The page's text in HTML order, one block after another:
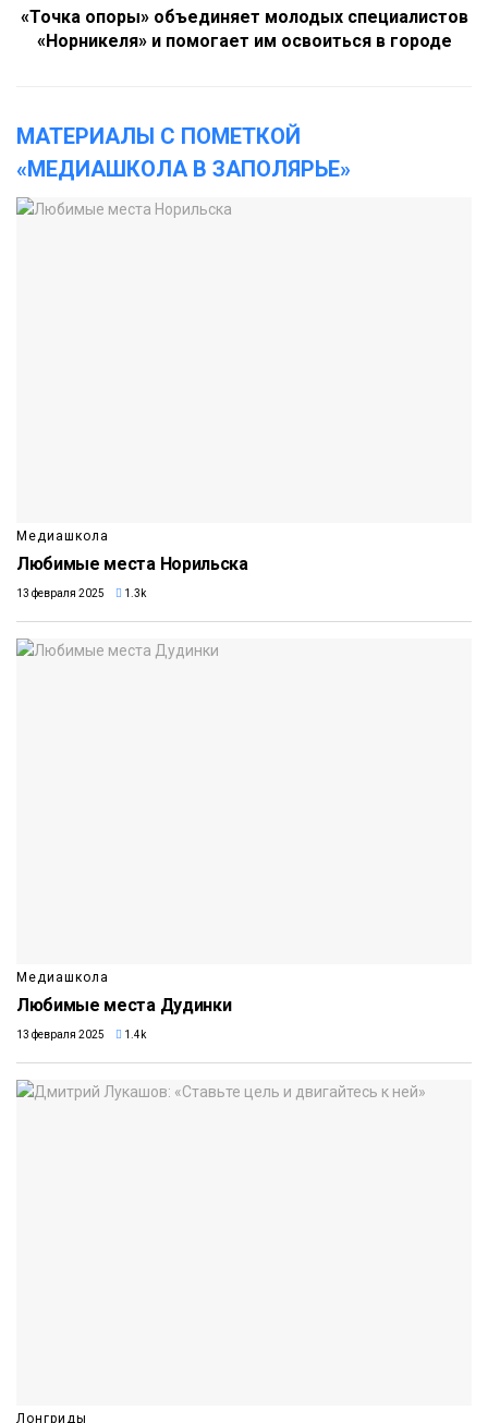
«Точка опоры» объединяет молодых специалистов
«Норникеля» и помогает им освоиться в городе
МАТЕРИАЛЫ С ПОМЕТКОЙ
«МЕДИАШКОЛА В ЗАПОЛЯРЬЕ»
Медиашкола
Любимые места Норильска
13 февраля 2025 1.3k
Медиашкола
Любимые места Дудинки
13 февраля 2025 1.4k
Лонгриды